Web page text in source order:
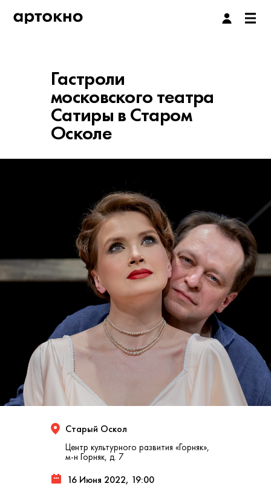
Гастроли
московского театра
Сатиры в Старом
Осколе
Старый Оскол
Центр культурного развития «Горняк»,
м-н Горняк, д. 7
16 Июня 2022, 19:00